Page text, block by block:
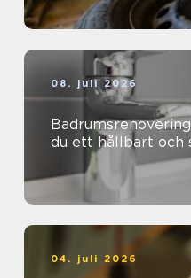
08. juli 2026
Badrumsrenovering
du ett hållbart och
04. juli 2026